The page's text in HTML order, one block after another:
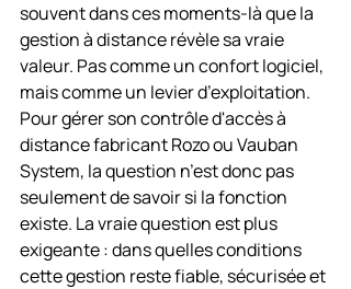
souvent dans ces moments-là que la
gestion à distance révèle sa vraie
valeur. Pas comme un confort logiciel,
mais comme un levier d’exploitation.
Pour gérer son contrôle d'accès à
distance fabricant Rozo ou Vauban
System, la question n’est donc pas
seulement de savoir si la fonction
existe. La vraie question est plus
exigeante : dans quelles conditions
cette gestion reste fiable, sécurisée et